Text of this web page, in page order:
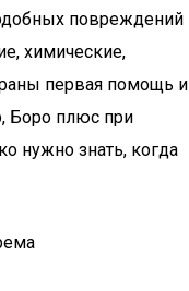
повреждений
химические,
первая помощь и
Боро плюс при
нужно знать, когда